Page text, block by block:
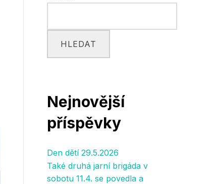
HLEDAT
Nejnovější
příspěvky
Den dětí 29.5.2026
Také druhá jarní brigáda v
sobotu 11.4. se povedla a